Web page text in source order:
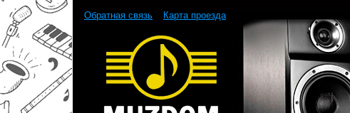
Обратная связь Карта проезда